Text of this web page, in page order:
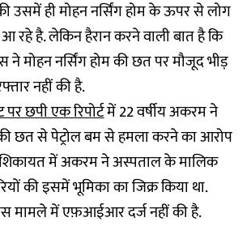
उसमें ही मोहन नर्सिंग होम के ऊपर से लोग
रहे है. लेकिन हैरान करने वाली बात है कि
मोहन नर्सिंग होम की छत पर मौजूद भीड़
नहीं की है.
पर छपी एक रिपोर्टमें 22 वर्षीय अकरम ने
छत से पेट्रोल बम से हमला करने का आरोप
शिकायत में अकरम ने अस्पताल के मालिक
की इसमें भूमिका का जिक्र किया था.
मामले में एफ़आईआर दर्ज नहीं की है.